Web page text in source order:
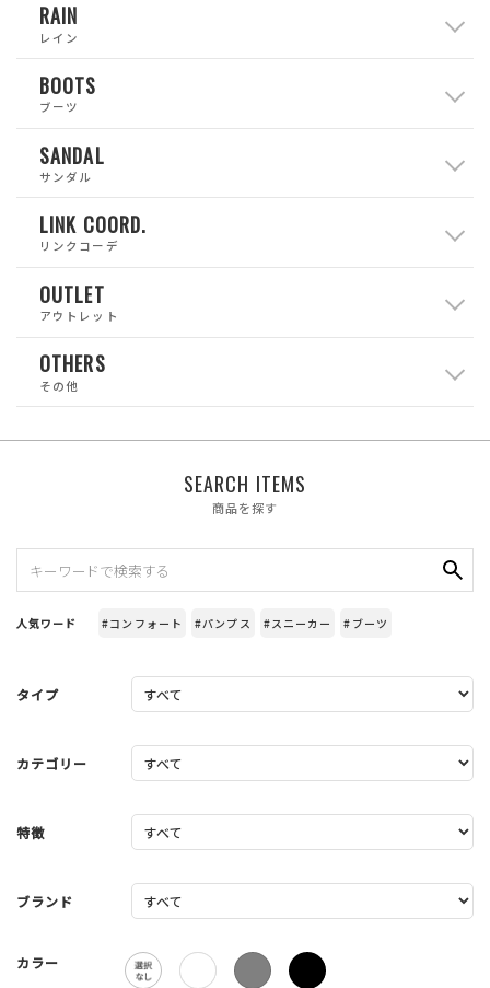
RAIN
レイン
BOOTS
ブーツ
SANDAL
サンダル
LINK COORD.
リンクコーデ
OUTLET
アウトレット
OTHERS
その他
SEARCH ITEMS
商品を探す
人気ワード #コンフォート #パンプス #スニーカー #ブーツ
タイプ
カテゴリー
特徴
ブランド
カラー